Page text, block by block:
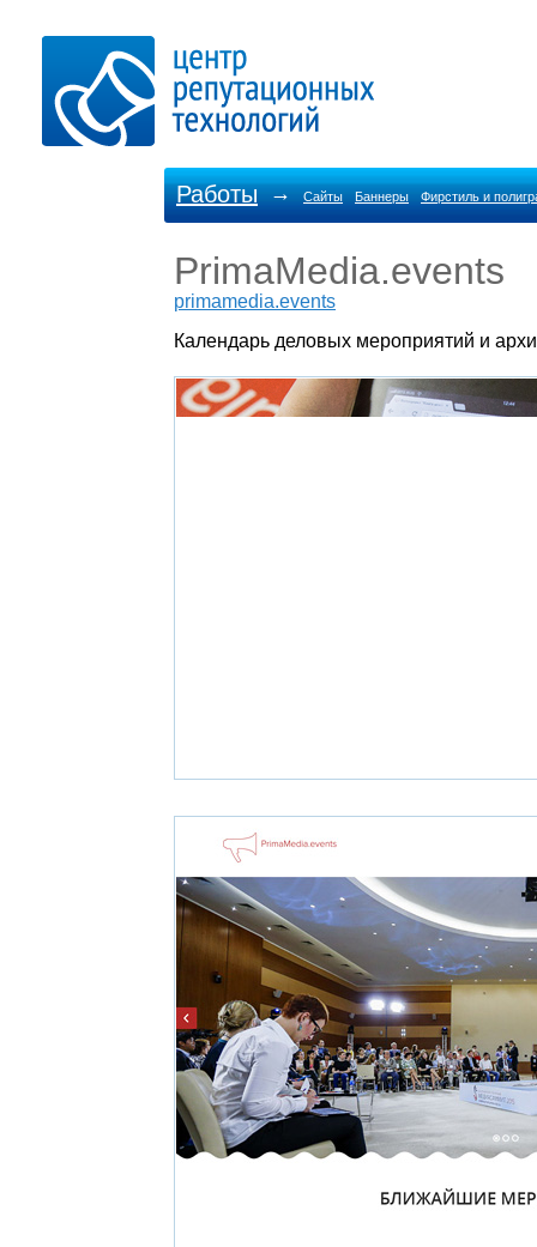
Работы → Сайты Баннеры Фирстиль и
PrimaMedia.events
primamedia.events
Календарь деловых мероприятий и